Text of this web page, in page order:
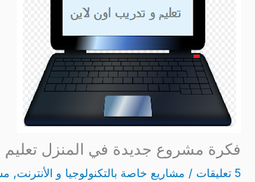
فكرة مشروع جديدة في المنزل
5 تعليقات / مشاريع خاصة بالتكنولوجيا و الأنترنت,